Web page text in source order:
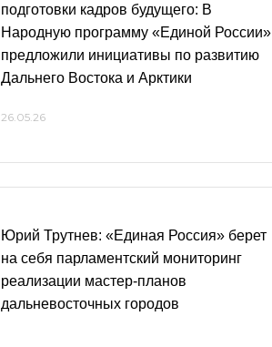
подготовки кадров будущего: В
Народную программу «Единой России»
предложили инициативы по развитию
Дальнего Востока и Арктики
26.05.26
Юрий Трутнев: «Единая Россия» берет
на себя парламентский мониторинг
реализации мастер-планов
дальневосточных городов